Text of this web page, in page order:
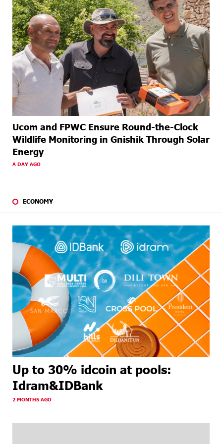
Ucom and FPWC Ensure Round-the-Clock
Wildlife Monitoring in Gnishik Through Solar
Energy
A DAY AGO
ECONOMY
Up to 30% idcoin at pools:
Idram&IDBank
2 MONTHS AGO